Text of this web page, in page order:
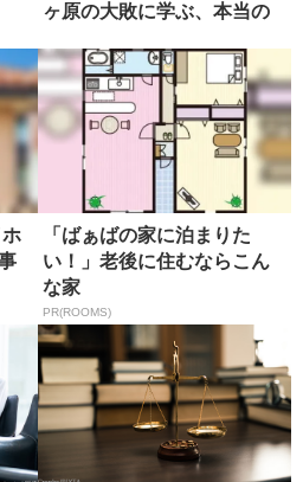
ヶ原の大敗に学ぶ、本当の
「ばぁばの家に泊まりた
い！」老後に住むならこん
な家
PR(ROOMS)